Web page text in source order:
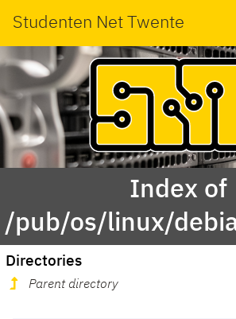
Studenten Net Twente
Index of
/pub/os/linux/
Directories
Parent directory